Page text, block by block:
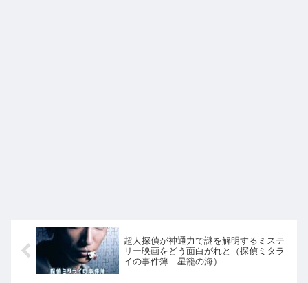
超人探偵が神通力で謎を解明するミステ
リー映画をどう面白がれと（探偵ミタラ
イの事件簿 星籠の海）